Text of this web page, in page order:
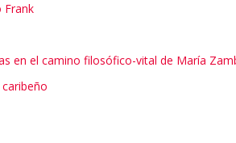
Frank
en el camino filosófico-vital de María